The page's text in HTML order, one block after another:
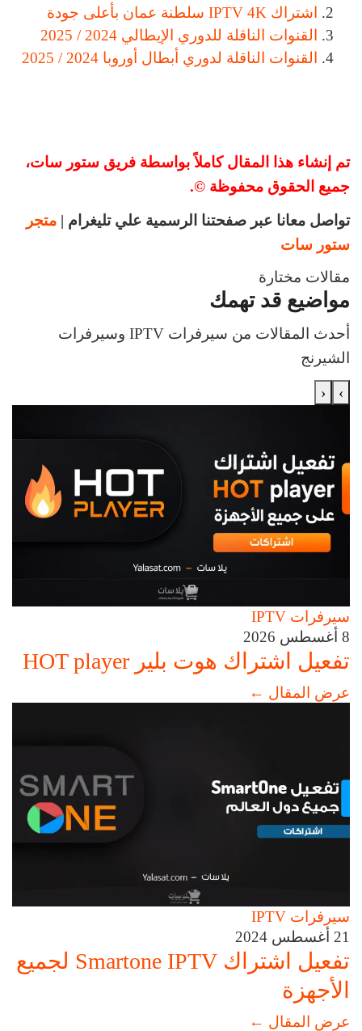
اشتراك IPTV 4K سلطنة عمان بأعلى جودة
القنوات الناقلة للدوري الإيطالي 2024 / 2025
القنوات الناقلة لدوري أبطال أوروبا 2024 / 2025
تم إنشاء هذا المقال كاملاً بواسطة فريق ستور سات،
جميع الحقوق محفوظة ©.
تواصل معانا عبر صفحتنا الرسمية علي تليغرام | متجر
ستور سات
مقالات مختارة
مواضيع قد تهمك
أحدث المقالات من سيرفرات IPTV وسيرفرات
الشيرنج
›
‹
سيرفرات IPTV
8 أغسطس 2026
تفعيل اشتراك هوت بلير HOT player
عرض المقال ←
سيرفرات IPTV
21 أغسطس 2024
تفعيل اشتراك Smartone IPTV لجميع
الأجهزة
عرض المقال ←